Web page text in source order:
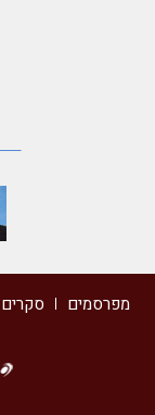
מפרסמים סקרים